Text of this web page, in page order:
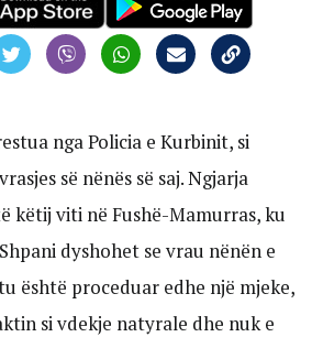
nga Policia e Kurbinit, si
së nënës së saj. Ngjarja
këtij viti në Fushë-Mamurras, ku
dyshohet se vrau nënën e
është proceduar edhe një mjeke,
si vdekje natyrale dhe nuk e